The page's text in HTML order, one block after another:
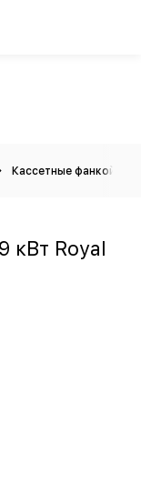
Кассетные фанкойлы
кВт Royal